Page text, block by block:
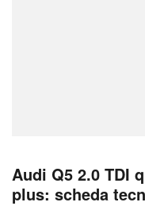
Audi Q5 2.0 TDI
plus: scheda